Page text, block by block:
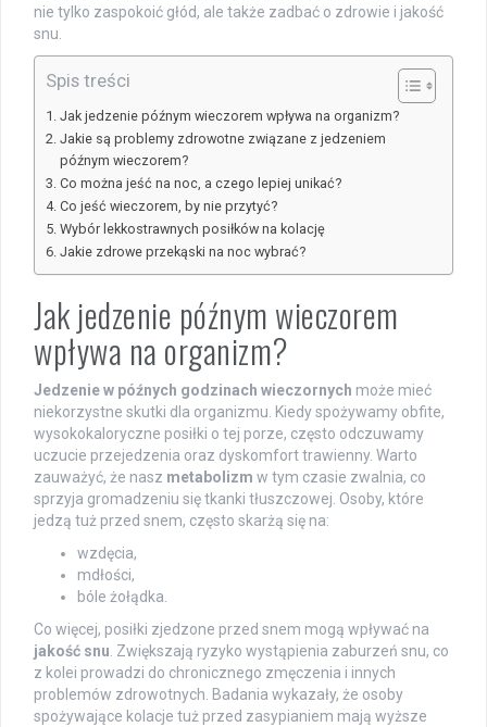
nie tylko zaspokoić głód, ale także zadbać o zdrowie i jakość
snu.
Spis treści
Jak jedzenie późnym wieczorem wpływa na organizm?
Jakie są problemy zdrowotne związane z jedzeniem
późnym wieczorem?
Co można jeść na noc, a czego lepiej unikać?
Co jeść wieczorem, by nie przytyć?
Wybór lekkostrawnych posiłków na kolację
Jakie zdrowe przekąski na noc wybrać?
Jak jedzenie późnym wieczorem
wpływa na organizm?
Jedzenie w późnych godzinach wieczornych może mieć
niekorzystne skutki dla organizmu. Kiedy spożywamy obfite,
wysokokaloryczne posiłki o tej porze, często odczuwamy
uczucie przejedzenia oraz dyskomfort trawienny. Warto
zauważyć, że nasz metabolizm w tym czasie zwalnia, co
sprzyja gromadzeniu się tkanki tłuszczowej. Osoby, które
jedzą tuż przed snem, często skarżą się na:
wzdęcia,
mdłości,
bóle żołądka.
Co więcej, posiłki zjedzone przed snem mogą wpływać na
jakość snu . Zwiększają ryzyko wystąpienia zaburzeń snu, co
z kolei prowadzi do chronicznego zmęczenia i innych
problemów zdrowotnych. Badania wykazały, że osoby
spożywające kolacje tuż przed zasypianiem mają wyższe